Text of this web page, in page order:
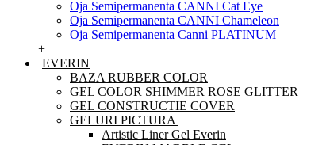
Oja Semipermanenta CANNI Cat Eye
Oja Semipermanenta CANNI Chameleon
Oja Semipermanenta Canni PLATINUM
+
EVERIN
BAZA RUBBER COLOR
GEL COLOR SHIMMER ROSE GLITTER
GEL CONSTRUCTIE COVER
GELURI PICTURA +
Artistic Liner Gel Everin